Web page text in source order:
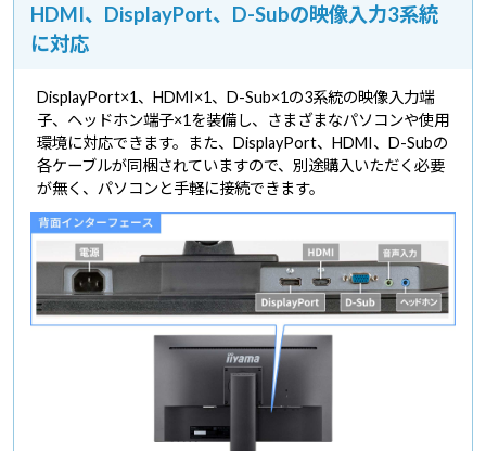
HDMI、DisplayPort、D-Subの映像入力3系統
に対応
DisplayPort×1、HDMI×1、D-Sub×1の3系統の映像入力端
子、ヘッドホン端子×1を装備し、さまざまなパソコンや使用
環境に対応できます。また、DisplayPort、HDMI、D-Subの
各ケーブルが同梱されていますので、別途購入いただく必要
が無く、パソコンと手軽に接続できます。